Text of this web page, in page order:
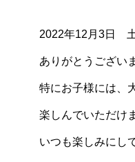
2022年12月3日
ありがとうござい
特にお子様には、
楽しんでいただけ
いつも楽しみにし